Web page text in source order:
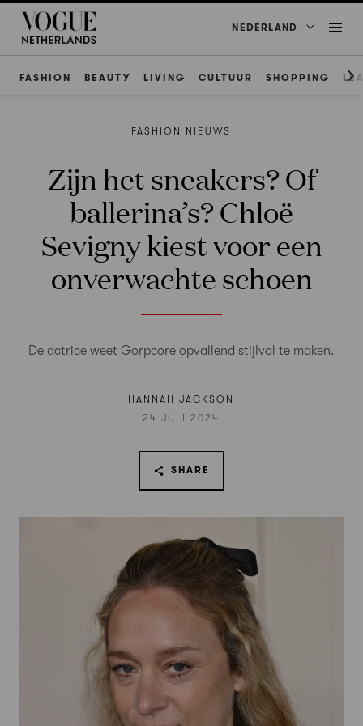
NEDERLAND
FASHION BEAUTY LIVING CULTUUR SHOPPING
FASHION NIEUWS
Zijn het sneakers? Of
ballerina’s? Chloë
Sevigny kiest voor een
onverwachte schoen
De actrice weet Gorpcore opvallend stijlvol te maken.
HANNAH JACKSON
24 JULI 2024
SHARE